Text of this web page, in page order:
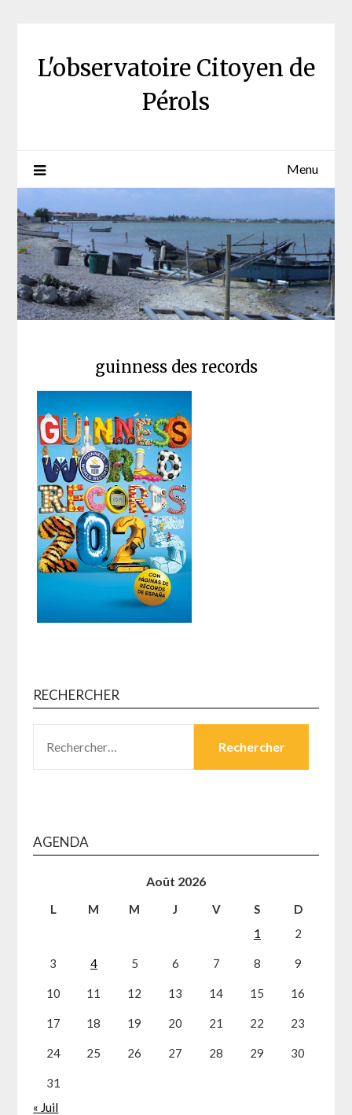
L'observatoire Citoyen de
Pérols
Menu
guinness des records
RECHERCHER
AGENDA
Août 2026
L M M J V S
D
1
2
3 4 5 6 7 8 9
10 11 12 13 14 15 16
17 18 19 20 21 22 23
24 25 26 27 28 29 30
31
« Juil